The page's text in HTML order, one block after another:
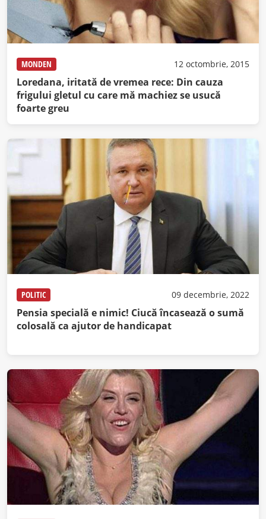
MONDEN 12 octombrie, 2015
Loredana, iritată de vremea rece: Din cauza
frigului gletul cu care mă machiez se usucă
foarte greu
POLITIC 09 decembrie, 2022
Pensia specială e nimic! Ciucă încasează o sumă
colosală ca ajutor de handicapat